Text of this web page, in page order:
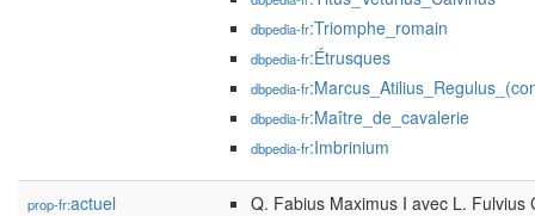
dbpedia-fr:Triomphe_romain
dbpedia-fr:Étrusques
dbpedia-fr
dbpedia-fr:Maître_de_cavalerie
dbpedia-fr:Imbrinium
prop-fr:actuel
Q. Fabius Maximus I avec L. Fulvius